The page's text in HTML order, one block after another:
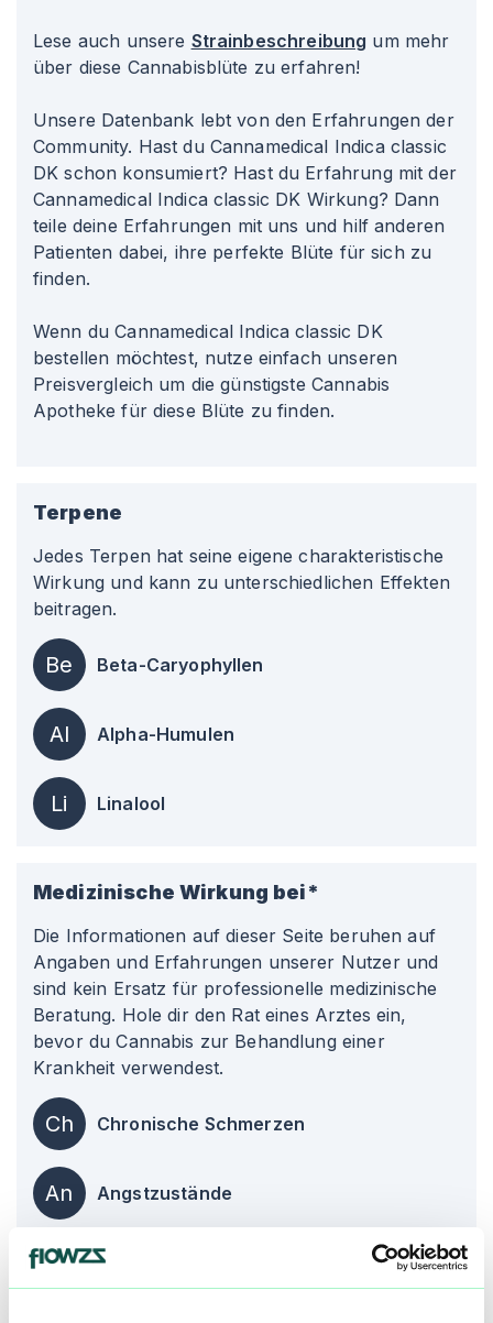
Lese auch unsere Strainbeschreibung um mehr
über diese Cannabisblüte zu erfahren!
Unsere Datenbank lebt von den Erfahrungen der
Community. Hast du Cannamedical Indica classic
DK schon konsumiert? Hast du Erfahrung mit der
Cannamedical Indica classic DK Wirkung? Dann
teile deine Erfahrungen mit uns und hilf anderen
Patienten dabei, ihre perfekte Blüte für sich zu
finden.
Wenn du Cannamedical Indica classic DK
bestellen möchtest, nutze einfach unseren
Preisvergleich um die günstigste Cannabis
Apotheke für diese Blüte zu finden.
Terpene
Jedes Terpen hat seine eigene charakteristische
Wirkung und kann zu unterschiedlichen Effekten
beitragen.
Be Beta-Caryophyllen
Al Alpha-Humulen
Li Linalool
Medizinische Wirkung bei*
Die Informationen auf dieser Seite beruhen auf
Angaben und Erfahrungen unserer Nutzer und
sind kein Ersatz für professionelle medizinische
Beratung. Hole dir den Rat eines Arztes ein,
bevor du Cannabis zur Behandlung einer
Krankheit verwendest.
Ch Chronische Schmerzen
An Angstzustände
St Stress